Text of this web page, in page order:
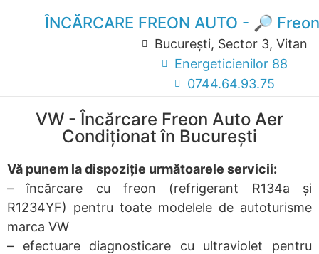
ÎNCĂRCARE FREON AUTO - 🔎
București, Sector 3, Vitan
Energeticienilor 88
0744.64.93.75
VW - Încărcare Freon Auto Aer
Condiționat în București
Vă punem la dispoziție următoarele servicii:
– încărcare cu freon (refrigerant R134a și
R1234YF) pentru toate modelele de autoturisme
marca VW
– efectuare diagnosticare cu ultraviolet pentru